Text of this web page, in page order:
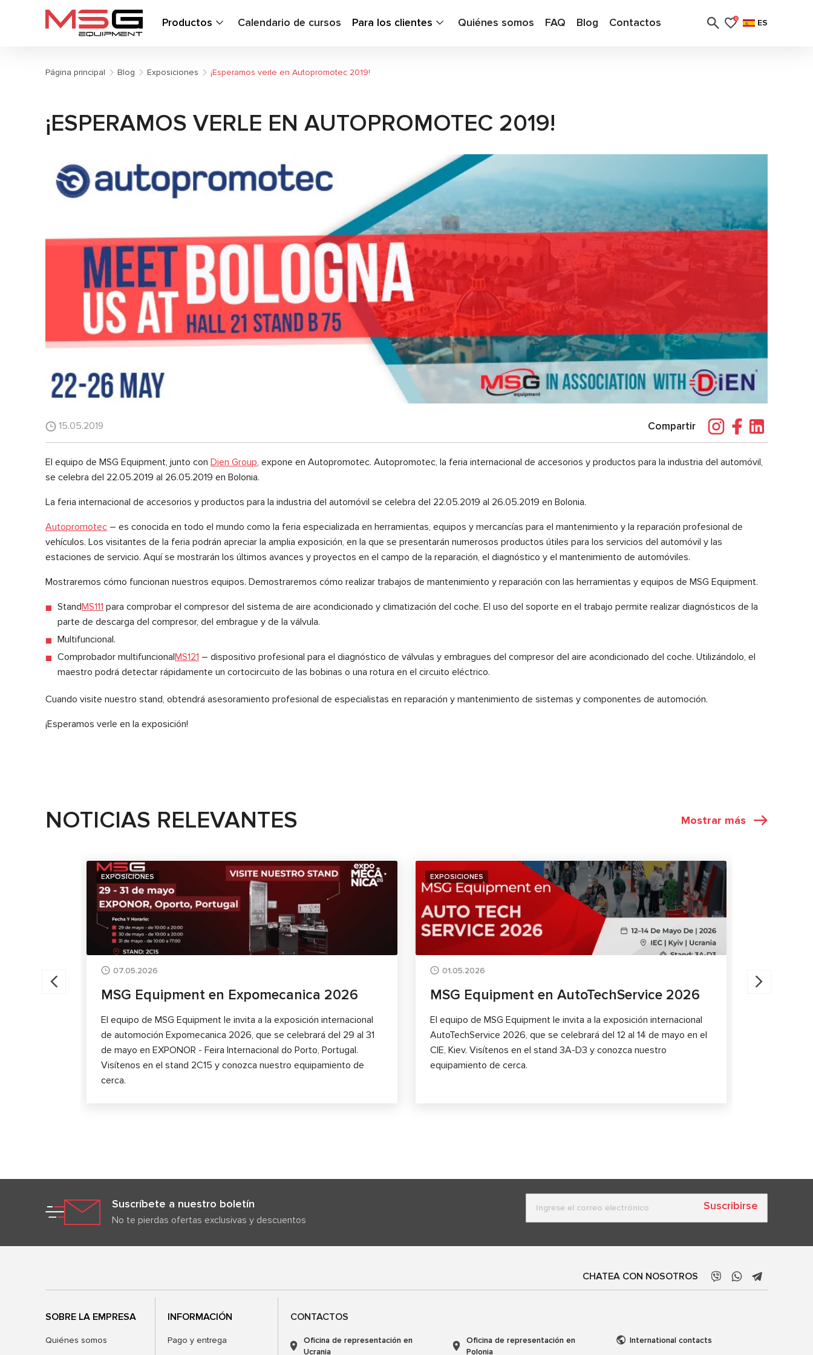
Productos Calendario de cursos Para los clientes Quiénes somos FAQ Blog Contactos 0 ES
Página principal Blog Exposiciones ¡Esperamos verle en Autopromotec 2019!
¡ESPERAMOS VERLE EN AUTOPROMOTEC 2019!
15.05.2019 Compartir
El equipo de MSG Equipment, junto con Dien Group, expone en Autopromotec. Autopromotec, la feria internacional de accesorios y productos para la industria del automóvil,
se celebra del 22.05.2019 al 26.05.2019 en Bolonia.
La feria internacional de accesorios y productos para la industria del automóvil se celebra del 22.05.2019 al 26.05.2019 en Bolonia.
Autopromotec – es conocida en todo el mundo como la feria especializada en herramientas, equipos y mercancías para el mantenimiento y la reparación profesional de
vehículos. Los visitantes de la feria podrán apreciar la amplia exposición, en la que se presentarán numerosos productos útiles para los servicios del automóvil y las
estaciones de servicio. Aquí se mostrarán los últimos avances y proyectos en el campo de la reparación, el diagnóstico y el mantenimiento de automóviles.
Mostraremos cómo funcionan nuestros equipos. Demostraremos cómo realizar trabajos de mantenimiento y reparación con las herramientas y equipos de MSG Equipment.
StandMS111 para comprobar el compresor del sistema de aire acondicionado y climatización del coche. El uso del soporte en el trabajo permite realizar diagnósticos de la
parte de descarga del compresor, del embrague y de la válvula.
Multifuncional.
Comprobador multifuncionalMS121 – dispositivo profesional para el diagnóstico de válvulas y embragues del compresor del aire acondicionado del coche. Utilizándolo, el
maestro podrá detectar rápidamente un cortocircuito de las bobinas o una rotura en el circuito eléctrico.
Cuando visite nuestro stand, obtendrá asesoramiento profesional de especialistas en reparación y mantenimiento de sistemas y componentes de automoción.
¡Esperamos verle en la exposición!
NOTICIAS RELEVANTES Mostrar más
EXPOSICIONES
07.05.2026
MSG Equipment en Expomecanica 2026
El equipo de MSG Equipment le invita a la exposición internacional
de automoción Expomecanica 2026, que se celebrará del 29 al 31
de mayo en EXPONOR - Feira Internacional do Porto, Portugal.
Visítenos en el stand 2C15 y conozca nuestro equipamiento de
cerca.
EXPOSICIONES
01.05.2026
MSG Equipment en AutoTechService 2026
El equipo de MSG Equipment le invita a la exposición internacional
AutoTechService 2026, que se celebrará del 12 al 14 de mayo en el
CIE, Kiev. Visítenos en el stand 3A-D3 y conozca nuestro
equipamiento de cerca.
Suscríbete a nuestro boletín
No te pierdas ofertas exclusivas y descuentos
Suscribirse
CHATEA CON NOSOTROS
SOBRE LA EMPRESA
Quiénes somos
INFORMACIÓN
Pago y entrega
CONTACTOS
Oficina de representación en
Ucrania
Oficina de representación en
Polonia
International contacts